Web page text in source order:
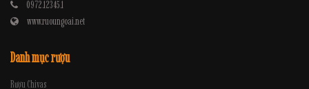
HOTLINE mua hàng
0972.12345.1